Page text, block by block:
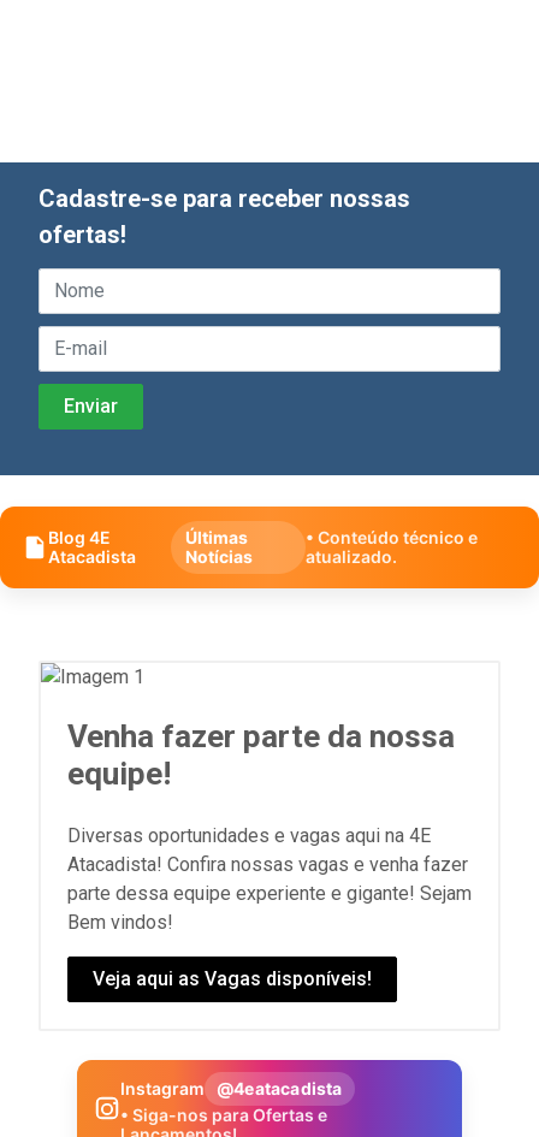
Cadastre-se para receber nossas
ofertas!
Blog 4E
Atacadista
Últimas
Notícias
• Conteúdo técnico e
atualizado.
Venha fazer parte da nossa
equipe!
Diversas oportunidades e vagas aqui na 4E
Atacadista! Confira nossas vagas e venha fazer
parte dessa equipe experiente e gigante! Sejam
Bem vindos!
Veja aqui as Vagas disponíveis!
Instagram
@4eatacadista
• Siga-nos para Ofertas e